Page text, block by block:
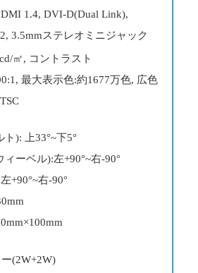
1.4, DVI-D(Dual Link),
3.5mmステレオミニジャック
㎡, コントラスト
最大表示色:約1677万色, 広色
): 上33°~下5°
ーベル):左+90°~右-90°
+90°~右-90°
(2W+2W)